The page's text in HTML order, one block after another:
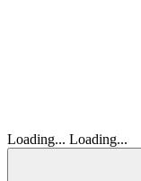
Loading... Loading...